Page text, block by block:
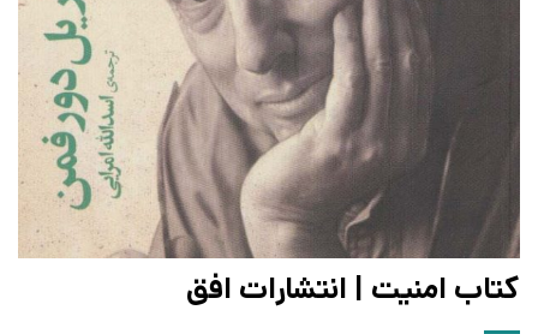
کتاب امنیت | انتشارات افق